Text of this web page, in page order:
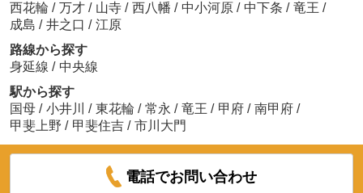
西花輪 / 万才 / 山寺 / 西八幡 / 中小河原 / 中下条 / 竜王 /
成島 / 井之口 / 江原
路線から探す
身延線 / 中央線
駅から探す
国母 / 小井川 / 東花輪 / 常永 / 竜王 / 甲府 / 南甲府 /
甲斐上野 / 甲斐住吉 / 市川大門
電話でお問い合わせ